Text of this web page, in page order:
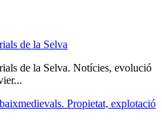
de la Selva
de la Selva. Notícies, evolució
Propietat, explotació